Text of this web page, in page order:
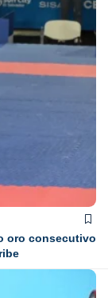
oro consecutivo